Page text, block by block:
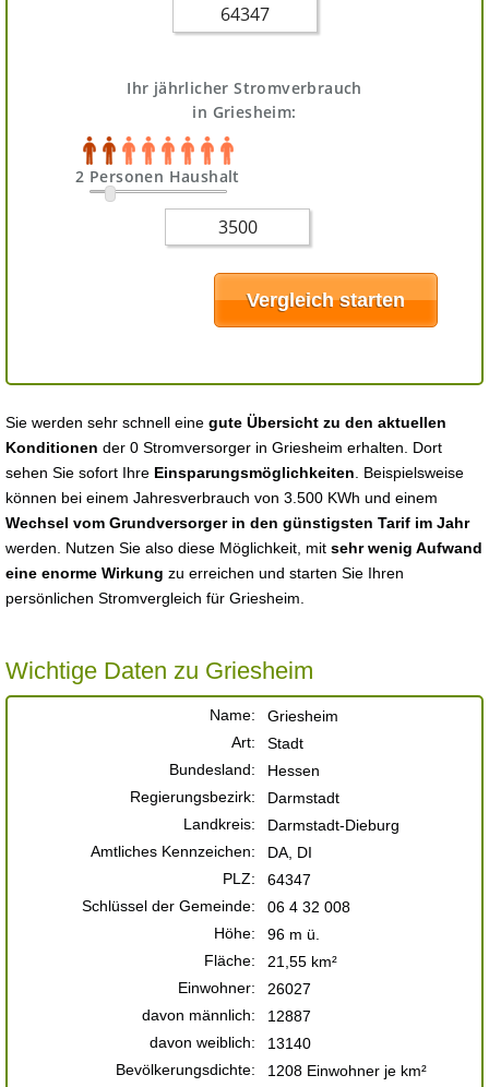
Ihr jährlicher Stromverbrauch
in Griesheim:
2 Personen Haushalt
Sie werden sehr schnell eine gute Übersicht zu den aktuellen
Konditionen der 0 Stromversorger in Griesheim erhalten. Dort
sehen Sie sofort Ihre Einsparungsmöglichkeiten . Beispielsweise
können bei einem Jahresverbrauch von 3.500 KWh und einem
Wechsel vom Grundversorger in den günstigsten Tarif im Jahr
werden. Nutzen Sie also diese Möglichkeit, mit sehr wenig Aufwand
eine enorme Wirkung zu erreichen und starten Sie Ihren
persönlichen Stromvergleich für Griesheim.
Wichtige Daten zu Griesheim
Name:
Griesheim
Art:
Stadt
Bundesland:
Hessen
Regierungsbezirk:
Darmstadt
Landkreis:
Darmstadt-Dieburg
Amtliches Kennzeichen:
DA, DI
PLZ:
64347
Schlüssel der Gemeinde:
06 4 32 008
Höhe:
96 m ü.
Fläche:
21,55 km²
Einwohner:
26027
davon männlich:
12887
davon weiblich:
13140
Bevölkerungsdichte:
1208 Einwohner je km²